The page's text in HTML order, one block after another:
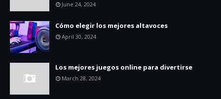
June 24, 2024
Cómo elegir los mejores altavoces
April 30, 2024
Los mejores juegos online para divertirse
March 28, 2024